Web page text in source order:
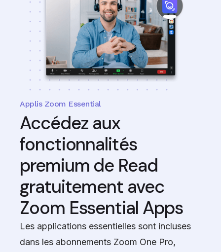
Applis Zoom Essential
Accédez aux
fonctionnalités
premium de Read
gratuitement avec
Zoom Essential Apps
Les applications essentielles sont incluses
dans les abonnements Zoom One Pro,